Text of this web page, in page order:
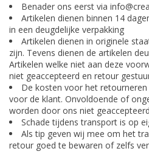
Benader ons eerst via
Artikelen dienen binnen 14
in een deugdelijke verpakking
Artikelen dienen in originele
zijn. Tevens dienen de artikelen
Artikelen welke niet aan deze
niet geaccepteerd en retour
De kosten voor het
voor de klant. Onvoldoende of
worden door ons niet
Schade tijdens transport is op
Als tip geven wij mee om het
retour goed te bewaren of zelfs